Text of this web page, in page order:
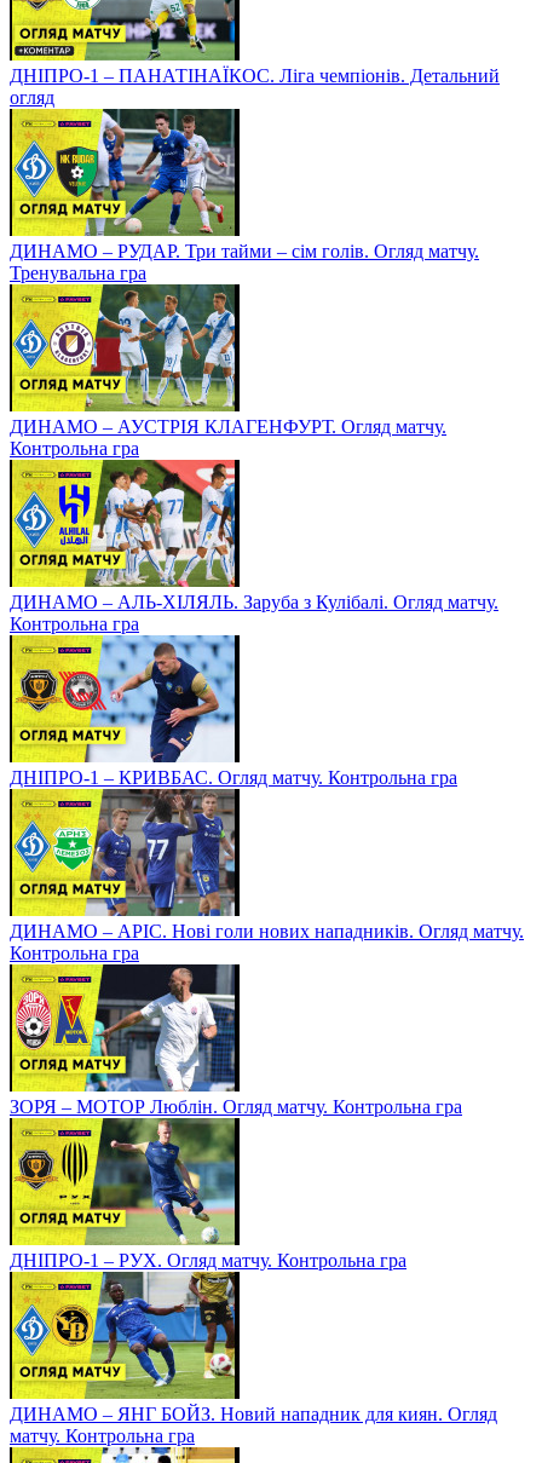
ДНІПРО-1 – ПАНАТІНАЇКОС. Ліга чемпіонів. Детальний
огляд
ДИНАМО – РУДАР. Три тайми – сім голів. Огляд матчу.
Тренувальна гра
ДИНАМО – АУСТРІЯ КЛАГЕНФУРТ. Огляд матчу.
Контрольна гра
ДИНАМО – АЛЬ-ХІЛЯЛЬ. Заруба з Кулібалі. Огляд матчу.
Контрольна гра
ДНІПРО-1 – КРИВБАС. Огляд матчу. Контрольна гра
ДИНАМО – АРІС. Нові голи нових нападників. Огляд матчу.
Контрольна гра
ЗОРЯ – МОТОР Люблін. Огляд матчу. Контрольна гра
ДНІПРО-1 – РУХ. Огляд матчу. Контрольна гра
ДИНАМО – ЯНГ БОЙЗ. Новий нападник для киян. Огляд
матчу. Контрольна гра